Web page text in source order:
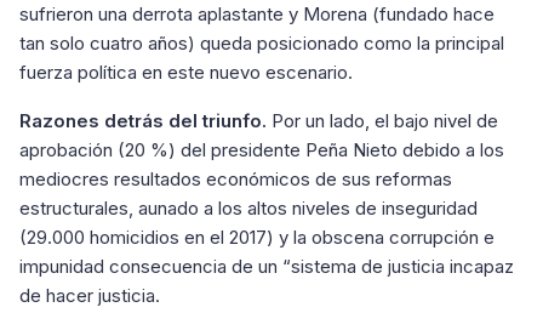
sufrieron una derrota aplastante y Morena (fundado hace
tan solo cuatro años) queda posicionado como la principal
fuerza política en este nuevo escenario.
Razones detrás del triunfo. Por un lado, el bajo nivel de
aprobación (20 %) del presidente Peña Nieto debido a los
mediocres resultados económicos de sus reformas
estructurales, aunado a los altos niveles de inseguridad
(29.000 homicidios en el 2017) y la obscena corrupción e
impunidad consecuencia de un “sistema de justicia incapaz
de hacer justicia.